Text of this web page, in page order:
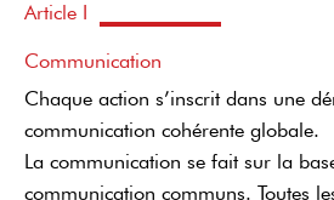
Article I
Communication
Chaque action s’inscrit dans une
communication cohérente globale.
La communication se fait sur la
communication communs. Toutes